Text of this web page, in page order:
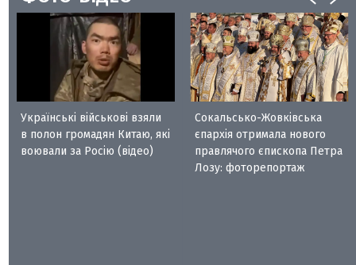
Українські військові взяли
в полон громадян Китаю, які
воювали за Росію (відео)
Сокальсько-Жовківська
єпархія отримала нового
правлячого єпископа Петра
Лозу: фоторепортаж